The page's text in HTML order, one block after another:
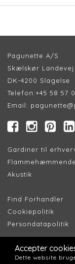
Pagunette A/S
Skælskør Landevej
DK-4200 Slagelse
Telefon:+45 58 57
Email:
Gardiner til
Flammehæmmende
Akustik
Find Forhandler
Cookiepolitik
Persondatapolitik
Accepter
Dette website